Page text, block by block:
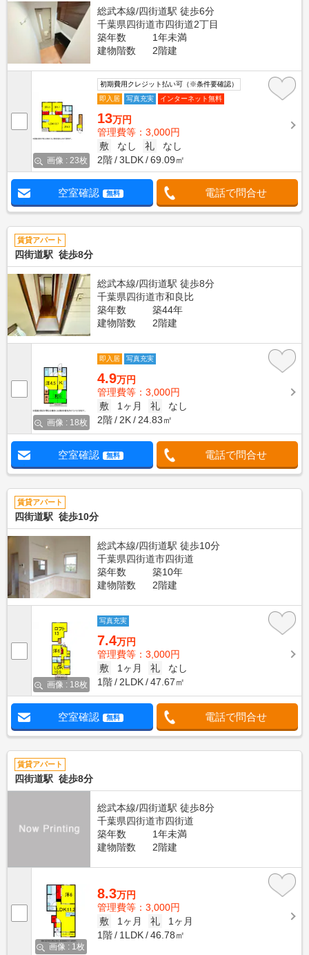
総武本線/四街道駅 徒歩6分
千葉県四街道市四街道2丁目
築年数
1年未満
建物階数
2階建
画像 : 23枚
初期費用クレジット払い可（※条件要確認）
即入居
写真充実 インターネット無料
13万円
管理費等：3,000円
敷
なし 礼
なし
2階
3LDK 69.09㎡
空室確認 無料 電話で問合せ
賃貸アパート
四街道駅 徒歩8分
総武本線/四街道駅 徒歩8分
千葉県四街道市和良比
築年数
築44年
建物階数
2階建
画像 : 18枚
即入居 写真充実
4.9万円
管理費等：3,000円
敷
1ヶ月 礼
なし
2階
2K 24.83㎡
空室確認 無料 電話で問合せ
賃貸アパート
四街道駅 徒歩10分
総武本線/四街道駅 徒歩10分
千葉県四街道市四街道
築年数
築10年
建物階数
2階建
画像 : 18枚
写真充実
7.4万円
管理費等：3,000円
敷
1ヶ月 礼
なし
1階
2LDK 47.67㎡
空室確認 無料 電話で問合せ
賃貸アパート
四街道駅 徒歩8分
総武本線/四街道駅 徒歩8分
千葉県四街道市四街道
築年数
1年未満
建物階数
2階建
画像 : 1枚
8.3万円
管理費等：3,000円
敷
1ヶ月 礼
1ヶ月
1階
1LDK 46.78㎡